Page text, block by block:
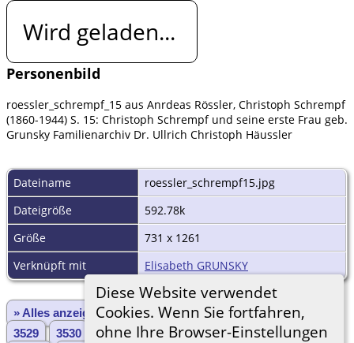
Diese Website verwendet
Cookies. Wenn Sie fortfahren,
ohne Ihre Browser-Einstellungen
Wird geladen...
Personenbild
roessler_schrempf_15 aus Anrdeas Rössler, Christoph Schrempf
(1860-1944) S. 15: Christoph Schrempf und seine erste Frau geb.
Grunsky Familienarchiv Dr. Ullrich Christoph Häussler
Dateiname
roessler_schrempf15.jpg
Dateigröße
592.78k
Größe
731 x 1261
Verknüpft mit
Elisabeth GRUNSKY
» Alles anzeigen «Zurück «1 ... 3527
3528
3529
3530 3531 3532 3533 3534 3535 ...